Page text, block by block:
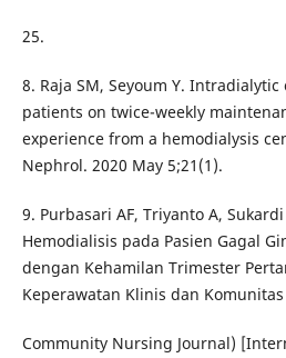
25.
8. Raja SM, Seyoum Y.
patients on twice-weekly
experience from a hemodialysis
Nephrol. 2020 May 5;21(1).
9. Purbasari AF, Triyanto A,
Hemodialisis pada Pasien Gagal
dengan Kehamilan Trimester
Keperawatan Klinis dan
Community Nursing Journal)